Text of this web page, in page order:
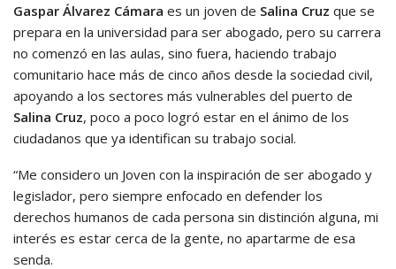
Gaspar Álvarez Cámara es un joven de Salina Cruz que se
prepara en la universidad para ser abogado, pero su carrera
no comenzó en las aulas, sino fuera, haciendo trabajo
comunitario hace más de cinco años desde la sociedad civil,
apoyando a los sectores más vulnerables del puerto de
Salina Cruz, poco a poco logró estar en el ánimo de los
ciudadanos que ya identifican su trabajo social.
“Me considero un Joven con la inspiración de ser abogado y
legislador, pero siempre enfocado en defender los
derechos humanos de cada persona sin distinción alguna, mi
interés es estar cerca de la gente, no apartarme de esa
senda.